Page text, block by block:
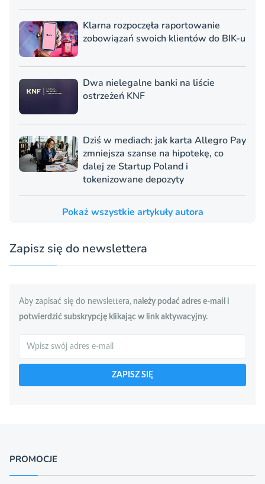
Klarna rozpoczęła raportowanie
zobowiązań swoich klientów do BIK-u
Dwa nielegalne banki na liście
ostrzeżeń KNF
Dziś w mediach: jak karta Allegro Pay
zmniejsza szanse na hipotekę, co
dalej ze Startup Poland i
tokenizowane depozyty
Pokaż wszystkie artykuły autora
Zapisz się do newslettera
Aby zapisać się do newslettera, należy podać adres e-mail i
potwierdzić subskrypcję klikając w link aktywacyjny.
ZAPISZ SIĘ
PROMOCJE